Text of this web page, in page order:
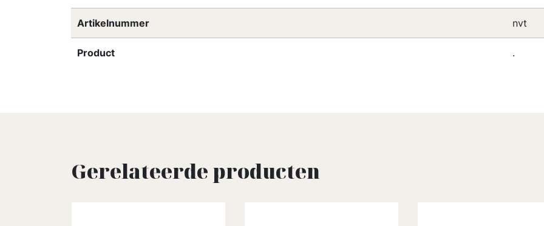
Artikelnummer nvt
Product .
Gerelateerde producten